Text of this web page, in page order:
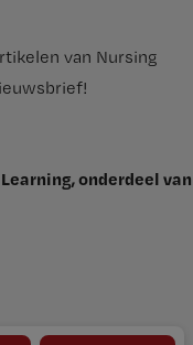
van Nursing
!
onderdeel van